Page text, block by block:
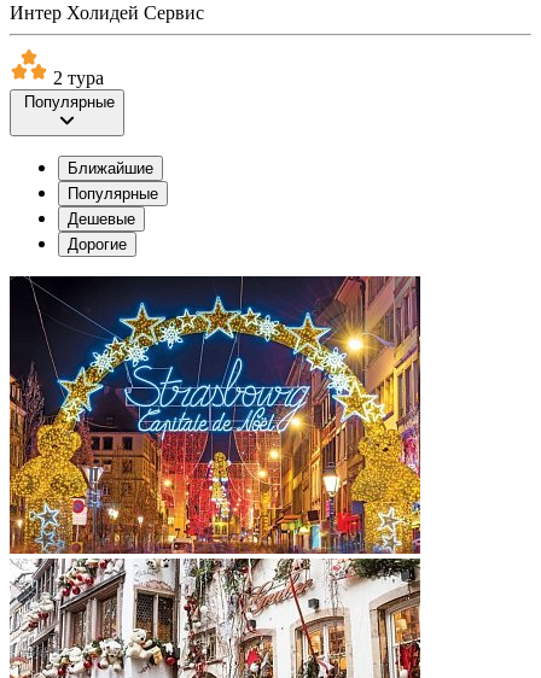
Интер Холидей Сервис
2 тура
Популярные
Ближайшие
Популярные
Дешевые
Дорогие